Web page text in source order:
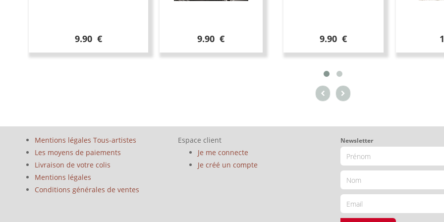
9.90 € 9.90 € 9.90 €
Mentions légales Tous-artistes
Les moyens de paiements
Livraison de votre colis
Mentions légales
Conditions générales de ventes
Espace client
Je me connecte
Je créé un compte
Newsletter